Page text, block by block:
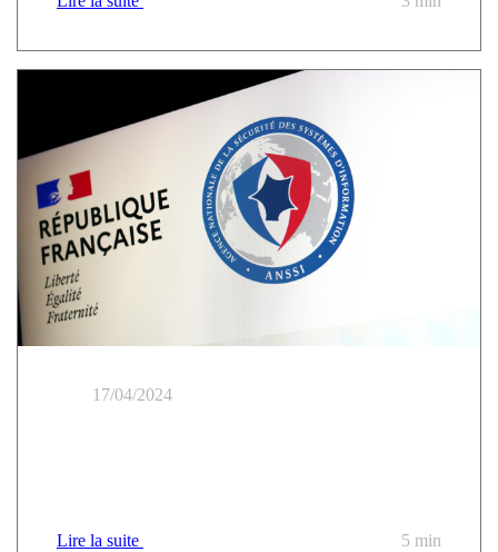
17/04/2024
Lire la suite 5 min